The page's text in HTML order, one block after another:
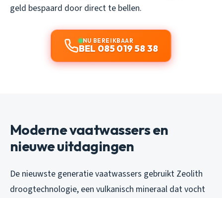
geld bespaard door direct te bellen.
NU BEREIKBAAR
BEL 085 019 58 38
Moderne vaatwassers en
nieuwe uitdagingen
De nieuwste generatie vaatwassers gebruikt Zeolith
droogtechnologie, een vulkanisch mineraal dat vocht